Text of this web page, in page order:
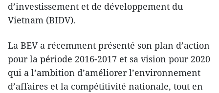
d’investissement et de développement du
Vietnam (BIDV).
La BEV a récemment présenté son plan d’action
pour la période 2016-2017 et sa vision pour 2020
qui a l’ambition d’améliorer l’environnement
d’affaires et la compétitivité nationale, tout en